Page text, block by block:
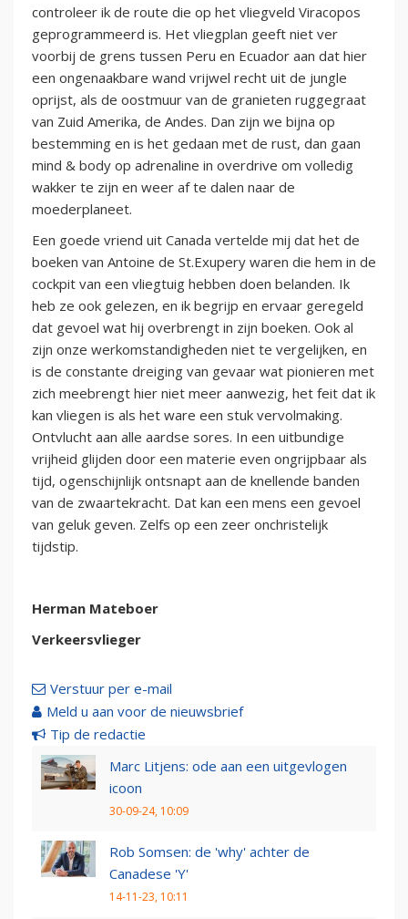
controleer ik de route die op het vliegveld Viracopos
geprogrammeerd is. Het vliegplan geeft niet ver
voorbij de grens tussen Peru en Ecuador aan dat hier
een ongenaakbare wand vrijwel recht uit de jungle
oprijst, als de oostmuur van de granieten ruggegraat
van Zuid Amerika, de Andes. Dan zijn we bijna op
bestemming en is het gedaan met de rust, dan gaan
mind & body op adrenaline in overdrive om volledig
wakker te zijn en weer af te dalen naar de
moederplaneet.
Een goede vriend uit Canada vertelde mij dat het de
boeken van Antoine de St.Exupery waren die hem in de
cockpit van een vliegtuig hebben doen belanden. Ik
heb ze ook gelezen, en ik begrijp en ervaar geregeld
dat gevoel wat hij overbrengt in zijn boeken. Ook al
zijn onze werkomstandigheden niet te vergelijken, en
is de constante dreiging van gevaar wat pionieren met
zich meebrengt hier niet meer aanwezig, het feit dat ik
kan vliegen is als het ware een stuk vervolmaking.
Ontvlucht aan alle aardse sores. In een uitbundige
vrijheid glijden door een materie even ongrijpbaar als
tijd, ogenschijnlijk ontsnapt aan de knellende banden
van de zwaartekracht. Dat kan een mens een gevoel
van geluk geven. Zelfs op een zeer onchristelijk
tijdstip.
Herman Mateboer
Verkeersvlieger
Verstuur per e-mail
Meld u aan voor de nieuwsbrief
Tip de redactie
Marc Litjens: ode aan een uitgevlogen
icoon
30-09-24, 10:09
Rob Somsen: de 'why' achter de
Canadese 'Y'
14-11-23, 10:11